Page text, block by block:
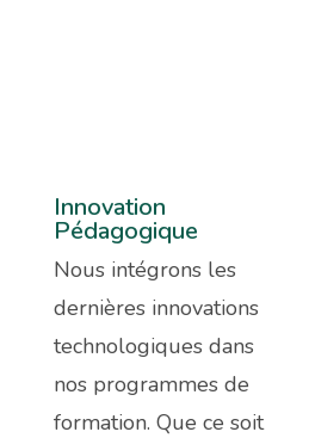
Innovation
Pédagogique
Nous intégrons les
dernières innovations
technologiques dans
nos programmes de
formation. Que ce soit